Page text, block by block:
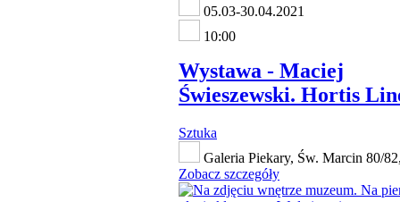
05.03-30.04.2021
10:00
Wystawa - Maciej
Świeszewski. Hortis
Sztuka
Galeria Piekary, Św. Marcin 80/
Zobacz szczegóły